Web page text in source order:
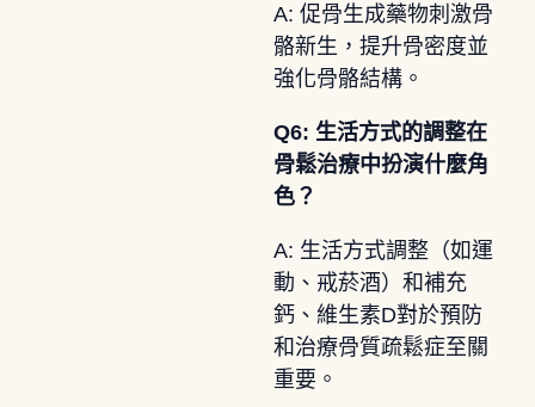
A: 促骨生成藥物刺激骨
骼新生，提升骨密度並
強化骨骼結構。
Q6: 生活方式的調整在
骨鬆治療中扮演什麼角
色？
A: 生活方式調整（如運
動、戒菸酒）和補充
鈣、維生素D對於預防
和治療骨質疏鬆症至關
重要。